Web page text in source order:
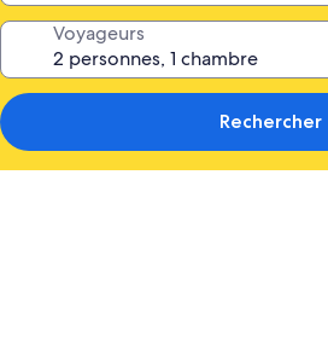
Voyageurs
Rechercher